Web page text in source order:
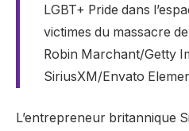
LGBT+ Pride dans
victimes du massacre
Robin Marchant/Getty
SiriusXM/Envato
L’entrepreneur britannique